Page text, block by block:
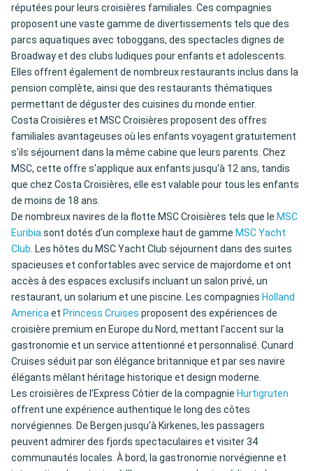
réputées pour leurs croisières familiales. Ces compagnies
proposent une vaste gamme de divertissements tels que des
parcs aquatiques avec toboggans, des spectacles dignes de
Broadway et des clubs ludiques pour enfants et adolescents.
Elles offrent également de nombreux restaurants inclus dans la
pension complète, ainsi que des restaurants thématiques
permettant de déguster des cuisines du monde entier.
Costa Croisières et MSC Croisières proposent des offres
familiales avantageuses où les enfants voyagent gratuitement
s'ils séjournent dans la même cabine que leurs parents. Chez
MSC, cette offre s'applique aux enfants jusqu'à 12 ans, tandis
que chez Costa Croisières, elle est valable pour tous les enfants
de moins de 18 ans.
De nombreux navires de la flotte MSC Croisières tels que le MSC
Euribia sont dotés d’un complexe haut de gamme MSC Yacht
Club . Les hôtes du MSC Yacht Club séjournent dans des suites
spacieuses et confortables avec service de majordome et ont
accès à des espaces exclusifs incluant un salon privé, un
restaurant, un solarium et une piscine. Les compagnies Holland
America et Princess Cruises proposent des expériences de
croisière premium en Europe du Nord, mettant l'accent sur la
gastronomie et un service attentionné et personnalisé. Cunard
Cruises séduit par son élégance britannique et par ses navire
élégants mêlant héritage historique et design moderne.
Les croisières de l’Express Côtier de la compagnie Hurtigruten
offrent une expérience authentique le long des côtes
norvégiennes. De Bergen jusqu'à Kirkenes, les passagers
peuvent admirer des fjords spectaculaires et visiter 34
communautés locales. À bord, la gastronomie norvégienne et